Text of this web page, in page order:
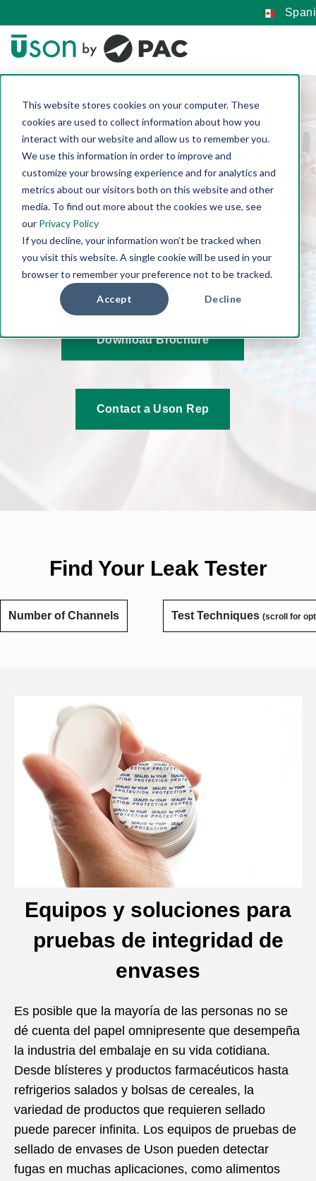
This website stores cookies on your computer. These
cookies are used to collect information about how you
interact with our website and allow us to remember you.
We use this information in order to improve and
customize your browsing experience and for analytics and
metrics about our visitors both on this website and other
media. To find out more about the cookies we use, see
our Privacy Policy
If you decline, your information won’t be tracked when
you visit this website. A single cookie will be used in your
browser to remember your preference not to be tracked.
Accept Decline
Detección de
fugas en envases
Los detectores de fugas Uson ofrecen soluciones
rentables y rápidas para comprobar la integridad
de envases de todas las formas y tamaños.
Download Brochure
Contact a Uson Rep
Find Your Leak Tester
Number of Channels Test Techniques (scroll for
Equipos y soluciones para
pruebas de integridad de
envases
Es posible que la mayoría de las personas no se
dé cuenta del papel omnipresente que desempeña
la industria del embalaje en su vida cotidiana.
Desde blísteres y productos farmacéuticos hasta
refrigerios salados y bolsas de cereales, la
variedad de productos que requieren sellado
puede parecer infinita. Los equipos de pruebas de
sellado de envases de Uson pueden detectar
fugas en muchas aplicaciones, como alimentos